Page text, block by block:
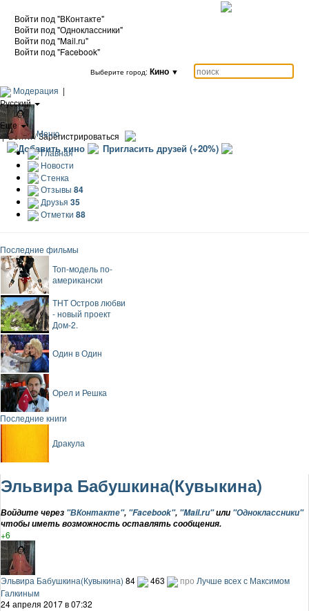
Войти под "ВКонтакте"
Войти под "Одноклассники"
Войти под "Mail.ru"
Войти под "Facebook"
Выберите город: Кино ▼
Модерация |
Русский
|
Еще
|Войти / Зарегистрироваться
Добавить кино Пригласить друзей (+20%)
Меню
Главная
Новости
Стенка
Отзывы 84
Друзья 35
Отметки 88
Последние фильмы
Топ-модель по-
американски
ТНТ Остров любви
- новый проект
Дом-2.
Один в Один
Орел и Решка
Последние книги
Дракула
Эльвира Бабушкина(Кувыкина)
Войдите через "ВКонтакте", "Facebook", "Mail.ru"или "Одноклассники"
чтобы иметь возможность оставлять сообщения.
+6
Эльвира Бабушкина(Кувыкина) 84 463 про Лучше всех с Максимом
Галкиным
24 апреля 2017 в 07:32